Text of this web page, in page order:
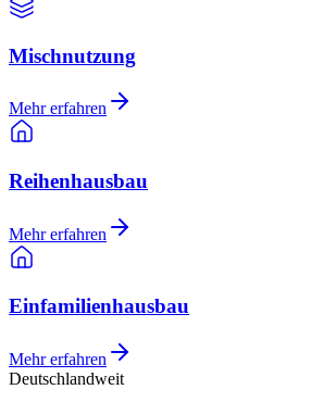
Mischnutzung
Mehr erfahren
Reihenhausbau
Mehr erfahren
Einfamilienhausbau
Mehr erfahren
Deutschlandweit